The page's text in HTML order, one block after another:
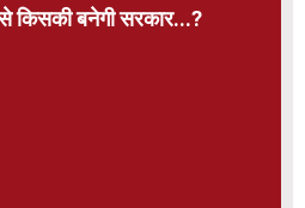
किसकी बनेगी सरकार...?